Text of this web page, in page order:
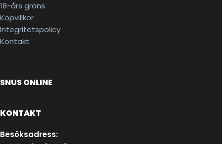
18-års gräns
Köpvillkor
Integritetspolicy
Kontakt
SNUS ONLINE
KONTAKT
Besöksadress: